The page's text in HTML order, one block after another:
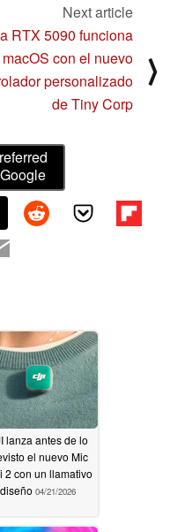
Next article
RTX 5090 funciona
con el nuevo
personalizado
de Tiny Corp
⟩
lanza antes de lo
el nuevo Mic
2 con un llamativo
diseño 04/21/2026